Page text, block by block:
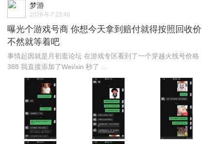
梦游
2026-8-7 23:46
曝光个游戏号商 你想今天拿到赔付就得按照回收价
不然就等着吧
事情起因就是月初逛论坛 在游戏专区看到了一个穿越火线号价格
388 我直接添加了Wei/xin 秒了 ...